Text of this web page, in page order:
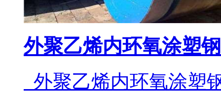
外聚乙烯内环氧涂塑
外聚乙烯内环氧涂塑